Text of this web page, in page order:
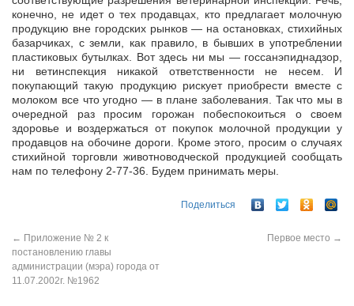
конечно, не идет о тех продавцах, кто предлагает молочную
продукцию вне городских рынков — на остановках, стихийных
базарчиках, с земли, как правило, в бывших в употреблении
пластиковых бутылках. Вот здесь ни мы — госсанэпиднадзор,
ни ветинспекция никакой ответственности не несем. И
покупающий такую продукцию рискует приобрести вместе с
молоком все что угодно — в плане заболевания. Так что мы в
очередной раз просим горожан побеспокоиться о своем
здоровье и воздержаться от покупок молочной продукции у
продавцов на обочине дороги. Кроме этого, просим о случаях
стихийной торговли животноводческой продукцией сообщать
нам по телефону 2-77-36. Будем принимать меры.
Поделиться
← Приложение № 2 к
постановлению главы
администрации (мэра) города от
11.07.2002г. №1962
Первое место →